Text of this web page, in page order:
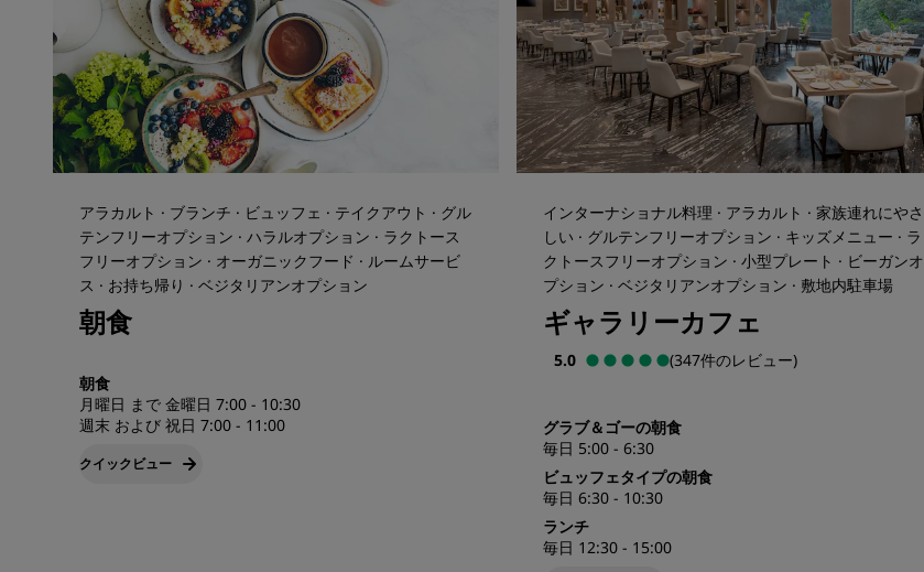
アラカルト · ブランチ · ビュッフェ · テイクアウト · グル
テンフリーオプション · ハラルオプション · ラクトース
フリーオプション · オーガニックフード · ‌ルームサービ
ス · お持ち帰り · ベジタリアンオプション
朝食
朝食
月曜日 まで 金曜日 7:00 - 10:30
週末 および 祝日 7:00 - 11:00
クイックビュー
インターナショナル料理 · アラカルト · 家族連れにやさ
しい · グルテンフリーオプション · キッズメニュー · ラ
クトースフリーオプション · 小型プレート · ビーガンオ
プション · ベジタリアンオプション · 敷地内駐車場
ギャラリーカフェ
5.0 (347件のレビュー)
グラブ＆ゴーの朝食
毎日 5:00 - 6:30
ビュッフェタイプの朝食
毎日 6:30 - 10:30
ランチ
毎日 12:30 - 15:00